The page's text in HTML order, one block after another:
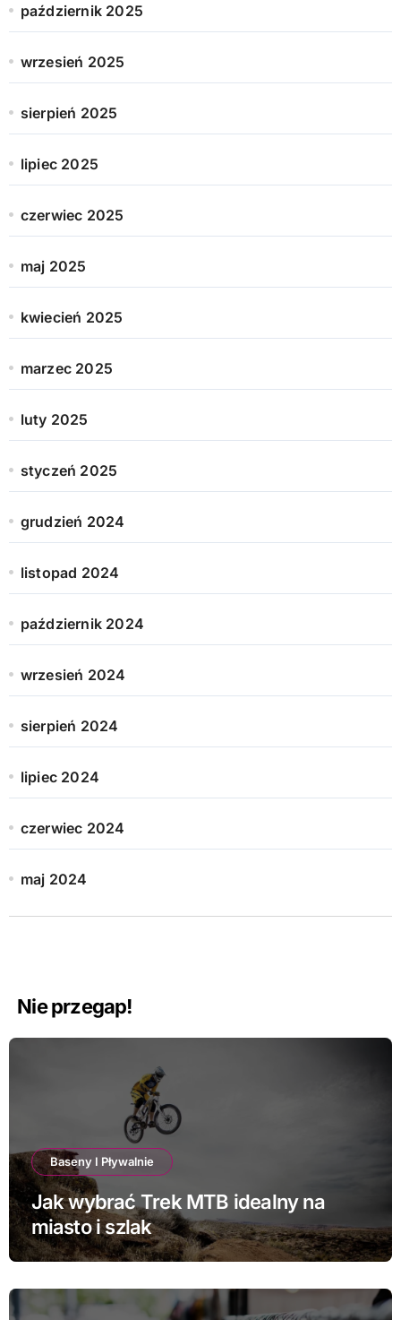
październik 2025
wrzesień 2025
sierpień 2025
lipiec 2025
czerwiec 2025
maj 2025
kwiecień 2025
marzec 2025
luty 2025
styczeń 2025
grudzień 2024
listopad 2024
październik 2024
wrzesień 2024
sierpień 2024
lipiec 2024
czerwiec 2024
maj 2024
Nie przegap!
Baseny I Pływalnie
Jak wybrać Trek MTB idealny na
miasto i szlak